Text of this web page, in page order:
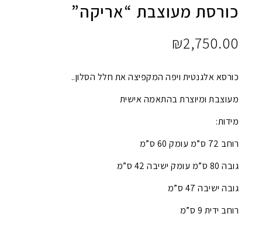
כורסת מעוצבת “אריקה”
₪2,750.00
כורסא אלגנטית ויפה המקפיצה את חלל הסלון..
מעוצבת ומיוצרת בהתאמה אישית
מידות:
רוחב 72 ס”מ עומק 60 ס”מ
גובה 80 ס”מ עומק ישיבה 42 ס”מ
גובה ישיבה 47 ס”מ
רוחב ידית 9 ס”מ